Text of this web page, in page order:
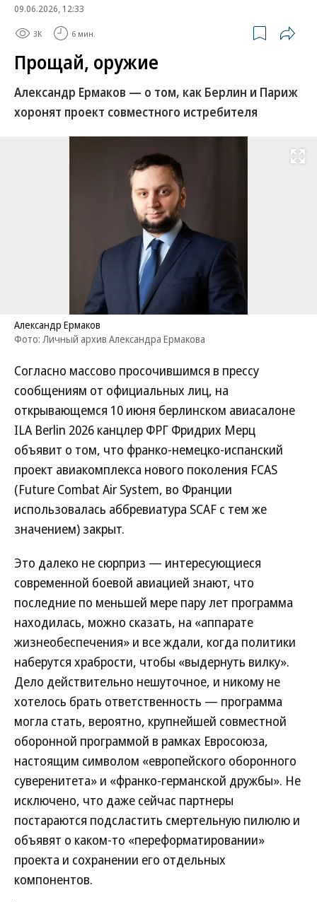
09.06.2026, 12:33
3K 6 мин.
Прощай, оружие
Александр Ермаков — о том, как Берлин и Париж
хоронят проект совместного истребителя
Развернуть
Александр Ермаков
Фото: Личный архив Александра Ермакова
Согласно массово просочившимся в прессу
сообщениям от официальных лиц, на
открывающемся 10 июня берлинском авиасалоне
ILA Berlin 2026 канцлер ФРГ Фридрих Мерц
объявит о том, что франко-немецко-испанский
проект авиакомплекса нового поколения FCAS
(Future Combat Air System, во Франции
использовалась аббревиатура SCAF с тем же
значением) закрыт.
Это далеко не сюрприз — интересующиеся
современной боевой авиацией знают, что
последние по меньшей мере пару лет программа
находилась, можно сказать, на «аппарате
жизнеобеспечения» и все ждали, когда политики
наберутся храбрости, чтобы «выдернуть вилку».
Дело действительно нешуточное, и никому не
хотелось брать ответственность — программа
могла стать, вероятно, крупнейшей совместной
оборонной программой в рамках Евросоюза,
настоящим символом «европейского оборонного
суверенитета» и «франко-германской дружбы». Не
исключено, что даже сейчас партнеры
постараются подсластить смертельную пилюлю и
объявят о каком-то «переформатировании»
проекта и сохранении его отдельных
компонентов.